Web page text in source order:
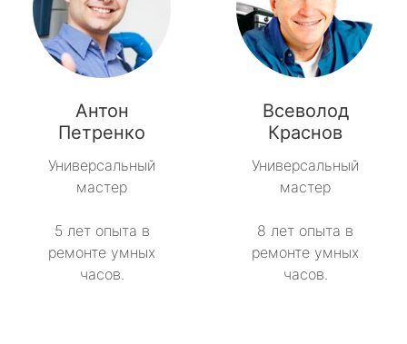
Антон
Петренко
Универсальный
мастер
5 лет опыта в
ремонте умных
часов.
Всеволод
Краснов
Универсальный
мастер
8 лет опыта в
ремонте умных
часов.